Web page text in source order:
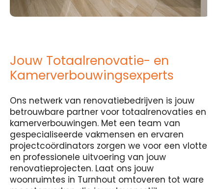
Jouw Totaalrenovatie- en
Kamerverbouwingsexperts
Ons netwerk van renovatiebedrijven is jouw
betrouwbare partner voor totaalrenovaties en
kamerverbouwingen. Met een team van
gespecialiseerde vakmensen en ervaren
projectcoördinators zorgen we voor een vlotte
en professionele uitvoering van jouw
renovatieprojecten. Laat ons jouw
woonruimtes in Turnhout omtoveren tot ware